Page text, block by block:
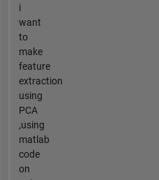
i
want
to
make
feature
extraction
using
PCA
,using
matlab
code
on